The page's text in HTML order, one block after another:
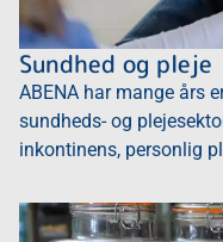
Sundhed og pleje
ABENA har mange års
sundheds- og
inkontinens, personlig